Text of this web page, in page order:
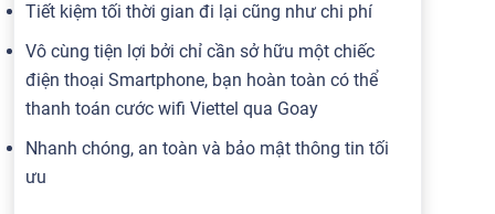
Tiết kiệm tối thời gian đi lại cũng như chi phí
Vô cùng tiện lợi bởi chỉ cần sở hữu một chiếc
điện thoại Smartphone, bạn hoàn toàn có thể
thanh toán cước wifi Viettel qua Goay
Nhanh chóng, an toàn và bảo mật thông tin tối
ưu